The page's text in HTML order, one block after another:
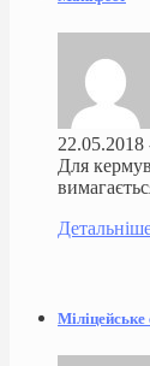
22.05.2018
Для
Міліцейське